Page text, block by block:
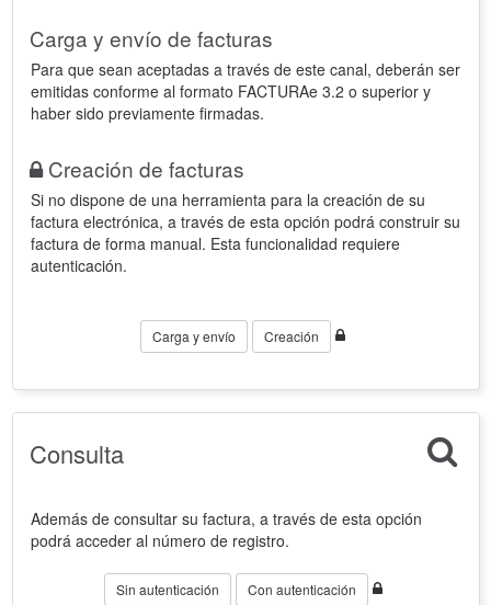
Carga y envío de facturas
Para que sean aceptadas a través de este canal, deberán ser
emitidas conforme al formato FACTURAe 3.2 o superior y
haber sido previamente firmadas.
Creación de facturas
Si no dispone de una herramienta para la creación de su
factura electrónica, a través de esta opción podrá construir su
factura de forma manual. Esta funcionalidad requiere
autenticación.
Carga y envío Creación
Consulta
Además de consultar su factura, a través de esta opción
podrá acceder al número de registro.
Sin autenticación Con autenticación